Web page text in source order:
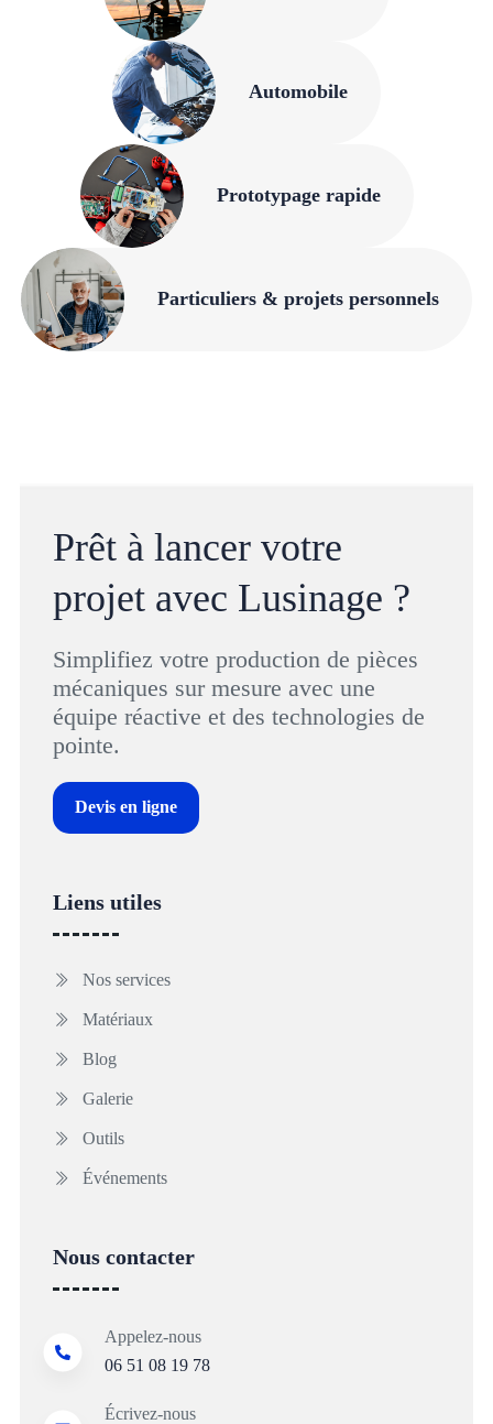
Automobile
Prototypage rapide
Particuliers & projets personnels
Prêt à lancer votre
projet avec Lusinage ?
Simplifiez votre production de pièces
mécaniques sur mesure avec une
équipe réactive et des technologies de
pointe.
Devis en ligne
Liens utiles
Nos services
Matériaux
Blog
Galerie
Outils
Événements
Nous contacter
Appelez-nous
06 51 08 19 78
Écrivez-nous